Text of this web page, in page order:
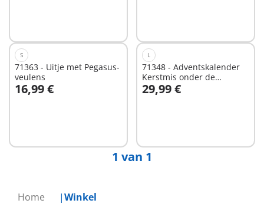
Home Winkel
S
71363 - Uitje met Pegasus-
veulens
16,99 €
L
71348 - Adventskalender
Kerstmis onder de
Regenboog
29,99 €
1 van 1